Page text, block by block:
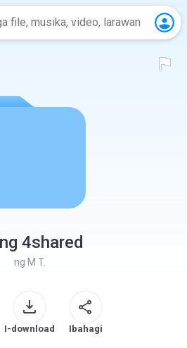
4shared
ng M T.
I-download Ibahagi